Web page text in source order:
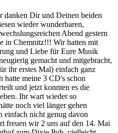
danken Dir und Deinen beiden
wieder wunderbaren,
Abend gestern
in Chemnitz!!! Wir hatten mit
und Liebe für Eure Musik
gemacht und mitgebracht,
ihr erstes Mal) einfach ganz
hatte meine 3 CD's schon
und jetzt konnten es die
Ihr wart wieder so
noch viel länger gehen
einfach nicht genug davon
freuen wir 2 uns auf den 14. Mai